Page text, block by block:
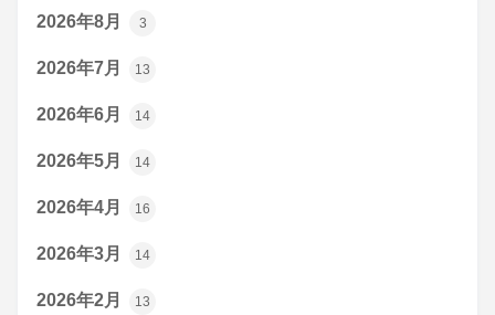
2026年8月 3
2026年7月 13
2026年6月 14
2026年5月 14
2026年4月 16
2026年3月 14
2026年2月 13